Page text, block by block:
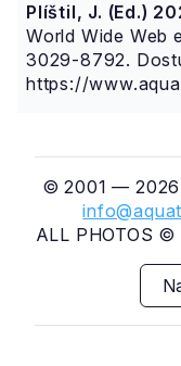
Plíštil, J. (Ed.)
World Wide Web
3029-8792.
https://
© 2001 — 2026
ALL PHOTOS ©